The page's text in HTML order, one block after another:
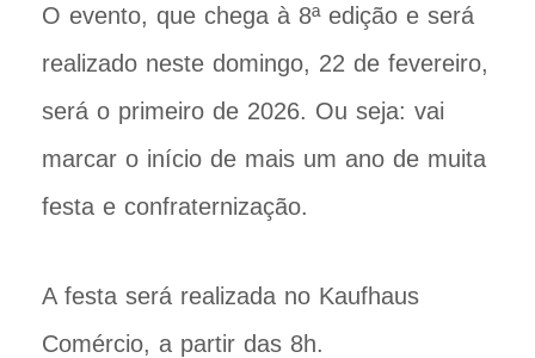
O evento, que chega à 8ª edição e será
realizado neste domingo, 22 de fevereiro,
será o primeiro de 2026. Ou seja: vai
marcar o início de mais um ano de muita
festa e confraternização.
A festa será realizada no Kaufhaus
Comércio, a partir das 8h.